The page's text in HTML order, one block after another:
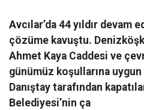
Avcılar’da 44 yıldır devam
çözüme kavuştu.
Ahmet Kaya Caddesi ve
günümüz koşullarına
Danıştay tarafından
Belediyesi’nin ça